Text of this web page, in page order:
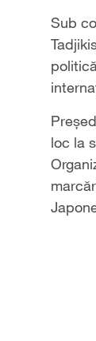
Sub
loc la